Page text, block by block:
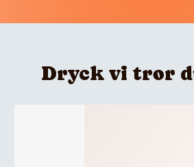
Dryck vi tror